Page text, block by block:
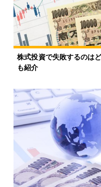
株式投資で失敗するのは
も紹介